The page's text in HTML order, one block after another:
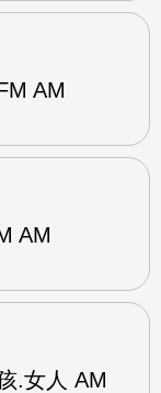
AM
AM
.女人 AM